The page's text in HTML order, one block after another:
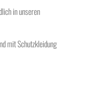
in unseren
mit Schutzkleidung